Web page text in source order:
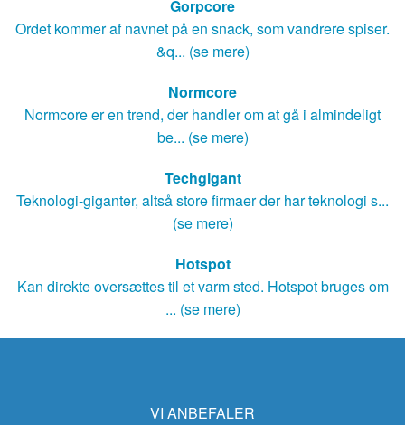
Gorpcore
Ordet kommer af navnet på en snack, som vandrere spiser.
&q... (se mere)
Normcore
Normcore er en trend, der handler om at gå i almindeligt
be... (se mere)
Techgigant
Teknologi-giganter, altså store firmaer der har teknologi s...
(se mere)
Hotspot
Kan direkte oversættes til et varm sted. Hotspot bruges om
... (se mere)
VI ANBEFALER